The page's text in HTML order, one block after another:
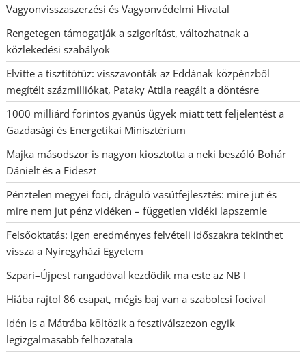
Vagyonvisszaszerzési és Vagyonvédelmi Hivatal
Rengetegen támogatják a szigorítást, változhatnak a
közlekedési szabályok
Elvitte a tisztítótűz: visszavonták az Eddának közpénzből
megítélt százmilliókat, Pataky Attila reagált a döntésre
1000 milliárd forintos gyanús ügyek miatt tett feljelentést a
Gazdasági és Energetikai Minisztérium
Majka másodszor is nagyon kiosztotta a neki beszóló Bohár
Dánielt és a Fideszt
Pénztelen megyei foci, dráguló vasútfejlesztés: mire jut és
mire nem jut pénz vidéken – független vidéki lapszemle
Felsőoktatás: igen eredményes felvételi időszakra tekinthet
vissza a Nyíregyházi Egyetem
Szpari–Újpest rangadóval kezdődik ma este az NB I
Hiába rajtol 86 csapat, mégis baj van a szabolcsi focival
Idén is a Mátrába költözik a fesztiválszezon egyik
legizgalmasabb felhozatala